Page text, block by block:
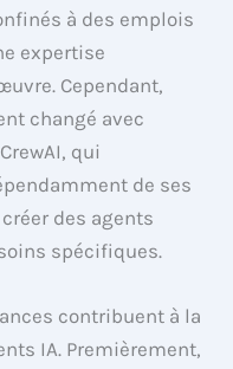
à des emplois
expertise
Cependant,
changé avec
qui
de ses
des agents
spécifiques.
contribuent à la
IA. Premièrement,